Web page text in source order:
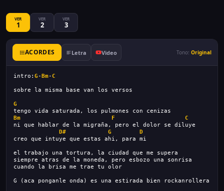
VER
1
VER
2
VER
3
ACORDES Letra Video Tono: Original
intro: G -Bm-C
sobre la misma base van los versos
G
tengo vida saturada, los pulmones con cenizas
Bm
F
C
ni que hablar de la migraña, pero el dolor se diluye
D#
G
D
creo que intuye que estas ahi, para mi
el trabajo una tortura, la ciudad que me supera
siempre atras de la moneda, pero esbozo una sonrisa
cuando la brisa me trae tu olor
G (aca ponganle onda) es una estirada bien rockanrollera